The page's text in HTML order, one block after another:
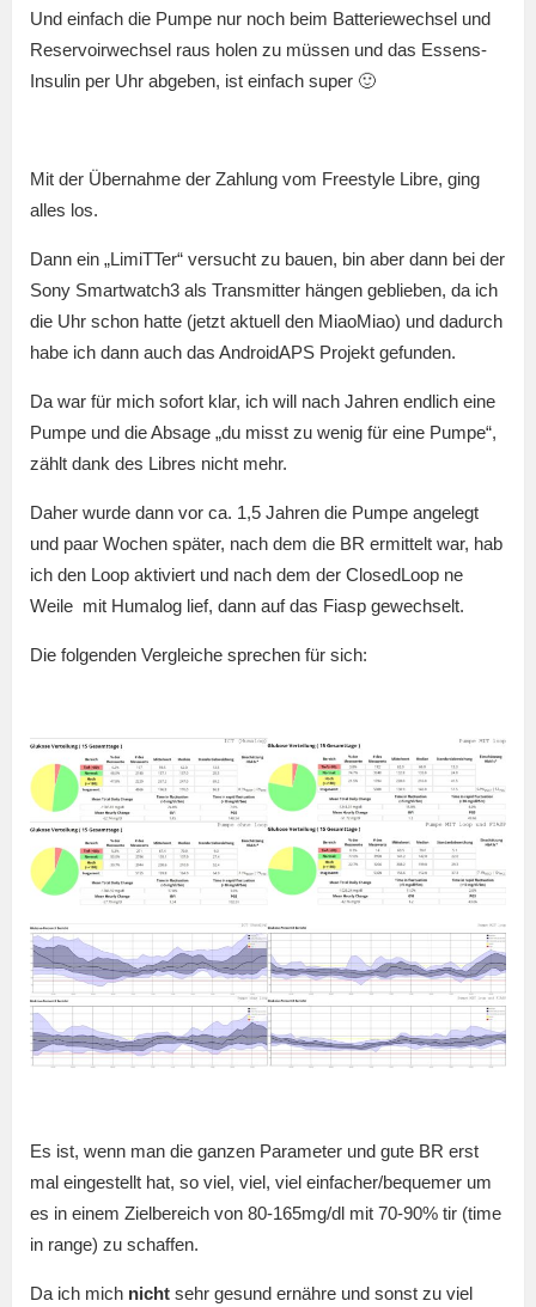
Und einfach die Pumpe nur noch beim Batteriewechsel und
Reservoirwechsel raus holen zu müssen und das Essens-
Insulin per Uhr abgeben, ist einfach super 🙂
Mit der Übernahme der Zahlung vom Freestyle Libre, ging
alles los.
Dann ein „LimiTTer“ versucht zu bauen, bin aber dann bei der
Sony Smartwatch3 als Transmitter hängen geblieben, da ich
die Uhr schon hatte (jetzt aktuell den MiaoMiao) und dadurch
habe ich dann auch das AndroidAPS Projekt gefunden.
Da war für mich sofort klar, ich will nach Jahren endlich eine
Pumpe und die Absage „du misst zu wenig für eine Pumpe“,
zählt dank des Libres nicht mehr.
Daher wurde dann vor ca. 1,5 Jahren die Pumpe angelegt
und paar Wochen später, nach dem die BR ermittelt war, hab
ich den Loop aktiviert und nach dem der ClosedLoop ne
Weile mit Humalog lief, dann auf das Fiasp gewechselt.
Die folgenden Vergleiche sprechen für sich:
Es ist, wenn man die ganzen Parameter und gute BR erst
mal eingestellt hat, so viel, viel, viel einfacher/bequemer um
es in einem Zielbereich von 80-165mg/dl mit 70-90% tir (time
in range) zu schaffen.
Da ich mich nicht sehr gesund ernähre und sonst zu viel